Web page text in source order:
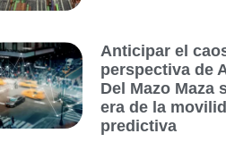
Anticipar el
perspectiva de
Del Mazo Maza
era de la
predictiva